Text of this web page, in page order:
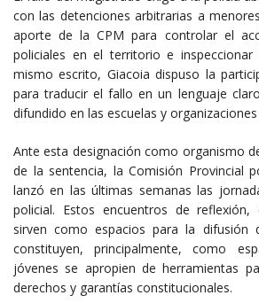
con las detenciones arbitrarias a
aporte de la CPM para controlar el
policiales en el territorio e inspeccionar
mismo escrito, Giacoia dispuso la
para traducir el fallo en un lenguaje
difundido en las escuelas y
Ante esta designación como organismo
de la sentencia, la Comisión Provincial
lanzó en las últimas semanas las
policial. Estos encuentros de reflexión,
sirven como espacios para la difusión
constituyen, principalmente, como
jóvenes se apropien de herramientas
derechos y garantías constitucionales.